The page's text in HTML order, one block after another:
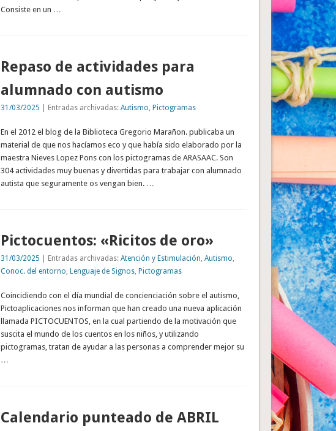
Consiste en un …
Repaso de actividades para
alumnado con autismo
31/03/2025 | Entradas archivadas: Autismo, Pictogramas
En el 2012 el blog de la Biblioteca Gregorio Marañon. publicaba un
material de que nos hacíamos eco y que había sido elaborado por la
maestra Nieves Lopez Pons con los pictogramas de ARASAAC. Son
304 actividades muy buenas y divertidas para trabajar con alumnado
autista que seguramente os vengan bien. …
Pictocuentos: «Ricitos de oro»
31/03/2025 | Entradas archivadas: Atención y Estimulación, Autismo,
Conoc. del entorno, Lenguaje de Signos, Pictogramas
Coincidiendo con el día mundial de concienciación sobre el autismo,
Pictoaplicaciones nos informan que han creado una nueva aplicación
llamada PICTOCUENTOS, en la cual partiendo de la motivación que
suscita el mundo de los cuentos en los niños, y utilizando
pictogramas, tratan de ayudar a las personas a comprender mejor su
…
Calendario punteado de ABRIL